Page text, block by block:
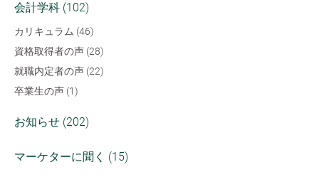
会計学科 (102)
カリキュラム (46)
資格取得者の声 (28)
就職内定者の声 (22)
卒業生の声 (1)
お知らせ (202)
マーケターに聞く (15)